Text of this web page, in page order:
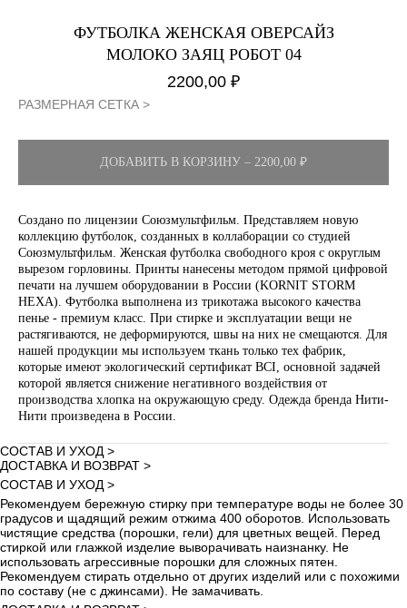
ФУТБОЛКА ЖЕНСКАЯ ОВЕРСАЙЗ
МОЛОКО ЗАЯЦ РОБОТ 04
2200,00 ₽
РАЗМЕРНАЯ СЕТКА >
ДОБАВИТЬ В КОРЗИНУ – 2200,00 ₽
Создано по лицензии Союзмультфильм. Представляем новую
коллекцию футболок, созданных в коллаборации со студией
Союзмультфильм. Женская футболка свободного кроя с округлым
вырезом горловины. Принты нанесены методом прямой цифровой
печати на лучшем оборудовании в России (KORNIT STORM
HEXA). Футболка выполнена из трикотажа высокого качества
пенье - премиум класс. При стирке и эксплуатации вещи не
растягиваются, не деформируются, швы на них не смещаются. Для
нашей продукции мы используем ткань только тех фабрик,
которые имеют экологический сертификат BCI, основной задачей
которой является снижение негативного воздействия от
производства хлопка на окружающую среду. Одежда бренда Нити-
Нити произведена в России.
СОСТАВ И УХОД >
ДОСТАВКА И ВОЗВРАТ >
СОСТАВ И УХОД >
Рекомендуем бережную стирку при температуре воды не более 30
градусов и щадящий режим отжима 400 оборотов. Использовать
чистящие средства (порошки, гели) для цветных вещей. Перед
стиркой или глажкой изделие выворачивать наизнанку. Не
использовать агрессивные порошки для сложных пятен.
Рекомендуем стирать отдельно от других изделий или с похожими
по составу (не с джинсами). Не замачивать.